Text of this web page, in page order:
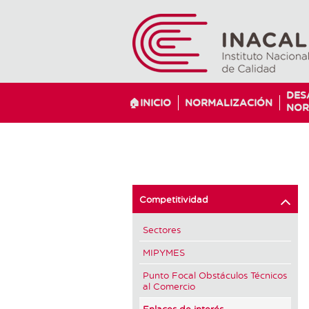
🏠INICIO NORMALIZACIÓN
Competitividad
Sectores
MIPYMES
Punto Focal Obstáculos Técnicos
al Comercio